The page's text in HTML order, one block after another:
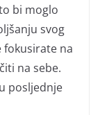
bi moglo
svog
fokusirate na
na sebe.
posljednje